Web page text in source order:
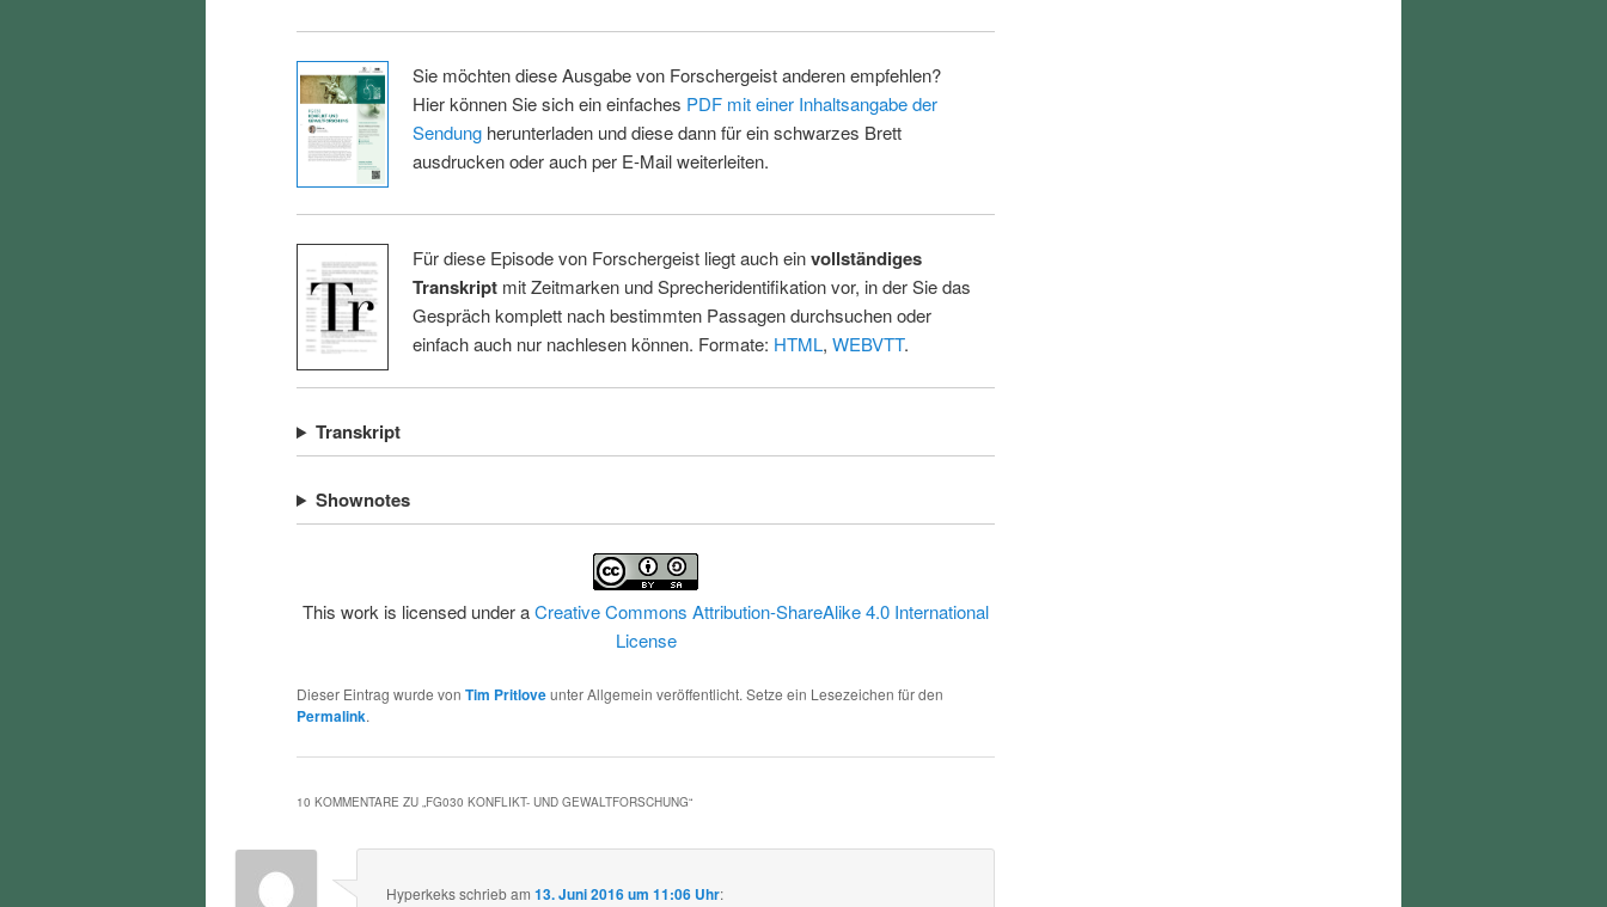
Sie möchten diese Ausgabe von Forschergeist anderen empfehlen?
Hier können Sie sich ein einfaches PDF mit einer Inhaltsangabe der
Sendungherunterladen und diese dann für ein schwarzes Brett
ausdrucken oder auch per E-Mail weiterleiten.
Für diese Episode von Forschergeist liegt auch einvollständiges
Transkriptmit Zeitmarken und Sprecheridentifikation vor, in der Sie das
Gespräch komplett nach bestimmten Passagen durchsuchen oder
einfach auch nur nachlesen können. Formate: HTML, WEBVTT.
Transkript
Shownotes
This work is licensed under aCreative Commons Attribution-ShareAlike 4.0 International
License
Dieser Eintrag wurde von Tim Pritloveunter Allgemein veröffentlicht. Setze ein Lesezeichen für den
Permalink.
10 KOMMENTARE ZU „FG030 KONFLIKT- UND GEWALTFORSCHUNG“
Hyperkeksschriebam13. Juni 2016 um 11:06 Uhr: